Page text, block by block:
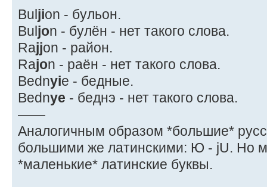
Buljion - бульон.
Buljon - булён - нет такого слова.
Rajjon - район.
Rajon - раён - нет такого слова.
Bednyie - бедные.
Bednye - беднэ - нет такого слова.
——
Аналогичным образом *большие*
большими же латинскими: Ю - jU. Но
*маленькие* латинские буквы.